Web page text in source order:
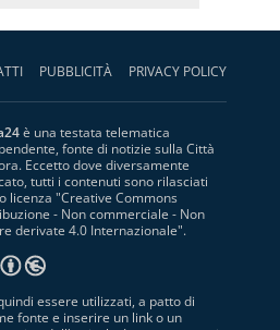
PUBBLICITÀ PRIVACY POLICY
è una testata telematica
fonte di notizie sulla Città
Eccetto dove diversamente
tutti i contenuti sono rilasciati
licenza "Creative Commons
- Non commerciale - Non
derivate 4.0 Internazionale".
essere utilizzati, a patto di
fonte e inserire un link o un